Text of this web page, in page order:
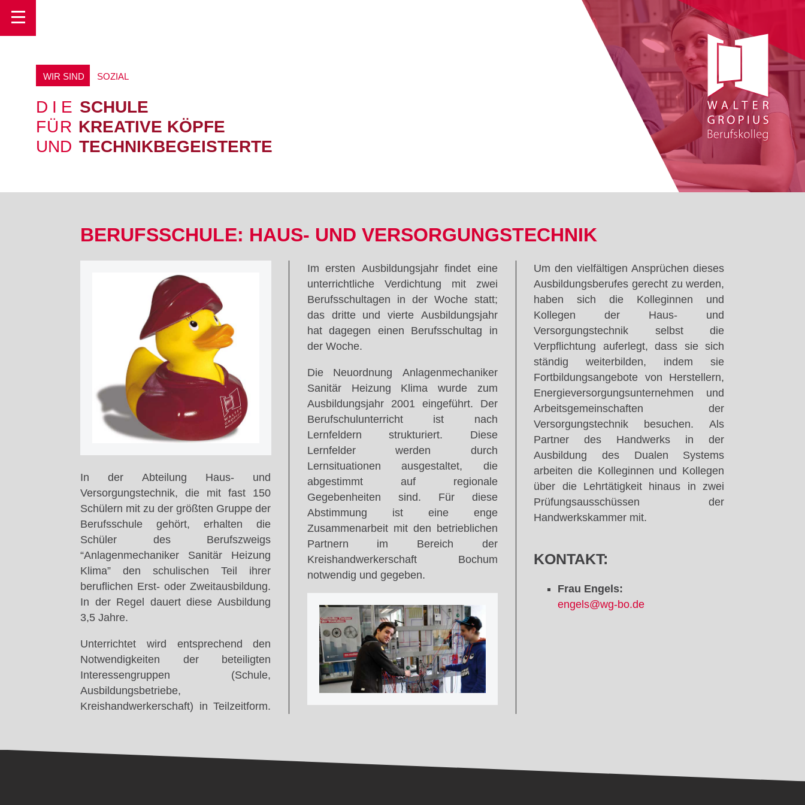
WIR SIND SOZ AL
DIE SCHULE
FÜR KREATIVE KÖPFE
UND TECHNIKBEGEISTERTE
BERUFSSCHULE: HAUS- UND VERSORGUNGSTECHNIK
In der Abteilung Haus- und
Versorgungstechnik, die mit fast 150
Schülern mit zu der größten Gruppe der
Berufsschule gehört, erhalten die
Schüler des Berufszweigs
“Anlagenmechaniker Sanitär Heizung
Klima” den schulischen Teil ihrer
beruflichen Erst- oder Zweitausbildung.
In der Regel dauert diese Ausbildung
3,5 Jahre.
Unterrichtet wird entsprechend den
Notwendigkeiten der beteiligten
Interessengruppen (Schule,
Ausbildungsbetriebe,
Kreishandwerkerschaft) in Teilzeitform.
Im ersten Ausbildungsjahr findet eine
unterrichtliche Verdichtung mit zwei
Berufsschultagen in der Woche statt;
das dritte und vierte Ausbildungsjahr
hat dagegen einen Berufsschultag in
der Woche.
Die Neuordnung Anlagenmechaniker
Sanitär Heizung Klima wurde zum
Ausbildungsjahr 2001 eingeführt. Der
Berufschulunterricht ist nach
Lernfeldern strukturiert. Diese
Lernfelder werden durch
Lernsituationen ausgestaltet, die
abgestimmt auf regionale
Gegebenheiten sind. Für diese
Abstimmung ist eine enge
Zusammenarbeit mit den betrieblichen
Partnern im Bereich der
Kreishandwerkerschaft Bochum
notwendig und gegeben.
Um den vielfältigen Ansprüchen dieses
Ausbildungsberufes gerecht zu werden,
haben sich die Kolleginnen und
Kollegen der Haus- und
Versorgungstechnik selbst die
Verpflichtung auferlegt, dass sie sich
ständig weiterbilden, indem sie
Fortbildungsangebote von Herstellern,
Energieversorgungsunternehmen und
Arbeitsgemeinschaften der
Versorgungstechnik besuchen. Als
Partner des Handwerks in der
Ausbildung des Dualen Systems
arbeiten die Kolleginnen und Kollegen
über die Lehrtätigkeit hinaus in zwei
Prüfungsausschüssen der
Handwerkskammer mit.
KONTAKT:
Frau Engels:
engels@wg-bo.de